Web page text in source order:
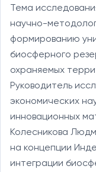
Тема
научно-
формированию
биосферного
охраняемых
Руководитель
экономических
инновационных
Колесникова
на концепции
интеграции